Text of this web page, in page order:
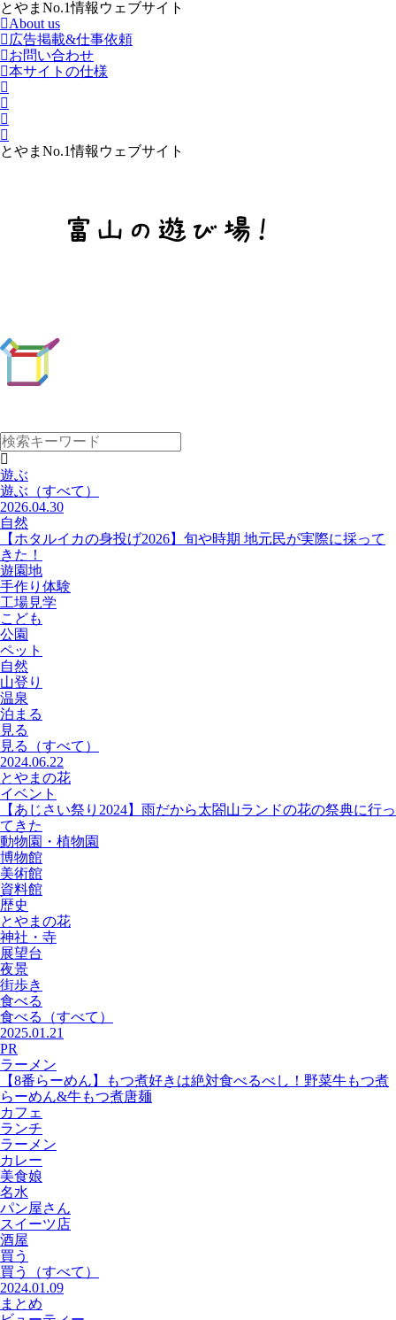
とやまNo.1情報ウェブサイト
About us
広告掲載&仕事依頼
お問い合わせ
本サイトの仕様
とやまNo.1情報ウェブサイト
遊ぶ
遊ぶ （すべて）
2026.04.30
自然
【ホタルイカの身投げ2026】旬や時期 地元民が実際に採って
きた！
遊園地
手作り体験
工場見学
こども
公園
ペット
自然
山登り
温泉
泊まる
見る
見る
（すべて）
2024.06.22
とやまの花
イベント
【あじさい祭り2024】雨だから太閤山ランドの花の祭典に行っ
てきた
動物園・植物園
博物館
美術館
資料館
歴史
とやまの花
神社・寺
展望台
夜景
街歩き
食べる
食べる
（すべて）
2025.01.21
PR
ラーメン
【8番らーめん】もつ煮好きは絶対食べるべし！野菜牛もつ煮
らーめん&牛もつ煮唐麺
カフェ
ランチ
ラーメン
カレー
美食娘
名水
パン屋さん
スイーツ店
酒屋
買う
買う
（すべて）
2024.01.09
まとめ